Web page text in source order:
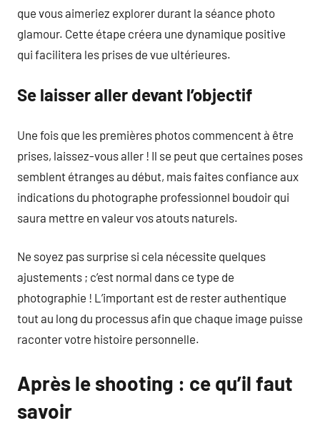
que vous aimeriez explorer durant la séance photo
glamour. Cette étape créera une dynamique positive
qui facilitera les prises de vue ultérieures.
Se laisser aller devant l’objectif
Une fois que les premières photos commencent à être
prises, laissez-vous aller ! Il se peut que certaines poses
semblent étranges au début, mais faites confiance aux
indications du photographe professionnel boudoir qui
saura mettre en valeur vos atouts naturels.
Ne soyez pas surprise si cela nécessite quelques
ajustements ; c’est normal dans ce type de
photographie ! L’important est de rester authentique
tout au long du processus afin que chaque image puisse
raconter votre histoire personnelle.
Après le shooting : ce qu’il faut
savoir